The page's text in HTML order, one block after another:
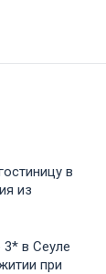
в
из
в Сеуле
при